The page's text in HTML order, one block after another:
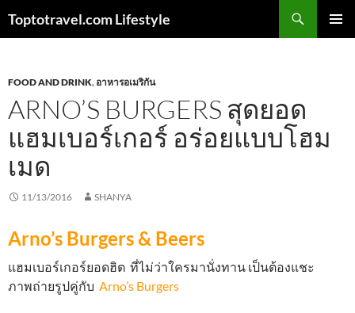
Toptotravel.com Lifestyle
FOOD AND DRINK, อาหารอเมริกัน
ARNO’S BURGERS สุดยอด
แฮมเบอร์เกอร์ อร่อยแบบโฮม
เมด
11/13/2016 SHANYA
Arno’s Burgers & Beers
แฮมเบอร์เกอร์ยอดฮิต ที่ไม่ว่าใครมานั่งทาน เป็นต้องแชะ
ภาพถ่ายรูปคู่กับ Arno’s Burgers